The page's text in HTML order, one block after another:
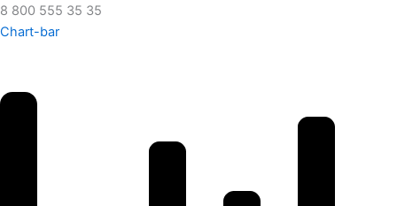
8 800 555 35 35
Chart-bar